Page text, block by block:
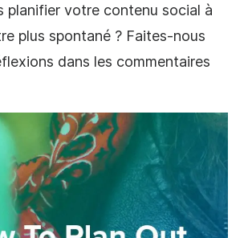
planifier votre contenu social à
plus spontané ? Faites-nous
dans les commentaires